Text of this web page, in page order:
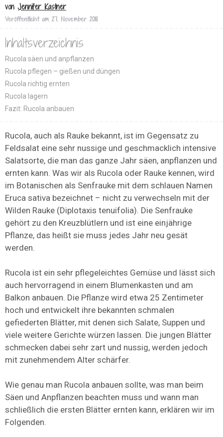
von Jennifer Kastner
Veröffentlicht am 27. November 2018
Inhaltsverzeichnis
Rucola säen und anpflanzen
Rucola pflegen – gießen und düngen
Rucola richtig ernten
Rucola lagern
Fazit: Rucola anbauen
Rucola, auch als Rauke bekannt, ist im Gegensatz zu
Feldsalat eine sehr nussige und geschmacklich intensive
Salatsorte, die man das ganze Jahr säen, anpflanzen und
ernten kann. Was wir als Rucola oder Rauke kennen, wird
im Botanischen als Senfrauke mit dem schlauen Namen
Eruca sativa bezeichnet – nicht zu verwechseln mit der
Wilden Rauke (Diplotaxis tenuifolia). Die Senfrauke
gehört zu den Kreuzblütlern und ist eine einjährige
Pflanze, das heißt sie muss jedes Jahr neu gesät
werden.
Rucola ist ein sehr pflegeleichtes Gemüse und lässt sich
auch hervorragend in einem Blumenkasten und am
Balkon anbauen. Die Pflanze wird etwa 25 Zentimeter
hoch und entwickelt ihre bekannten schmalen
gefiederten Blätter, mit denen sich Salate, Suppen und
viele weitere Gerichte würzen lassen. Die jungen Blätter
schmecken dabei sehr zart und nussig, werden jedoch
mit zunehmendem Alter schärfer.
Wie genau man Rucola anbauen sollte, was man beim
Säen und Anpflanzen beachten muss und wann man
schließlich die ersten Blätter ernten kann, erklären wir im
Folgenden.